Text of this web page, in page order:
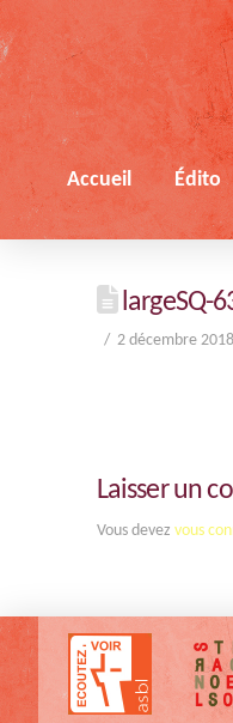
Accueil Édito
largeSQ-
2 décembre 2018
Laisser un
Vous devez vous